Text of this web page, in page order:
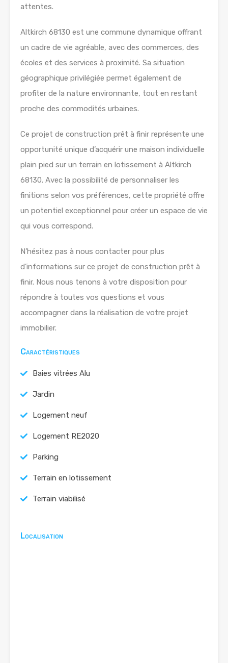
attentes.
Altkirch 68130 est une commune dynamique offrant
un cadre de vie agréable, avec des commerces, des
écoles et des services à proximité. Sa situation
géographique privilégiée permet également de
profiter de la nature environnante, tout en restant
proche des commodités urbaines.
Ce projet de construction prêt à finir représente une
opportunité unique d’acquérir une maison individuelle
plain pied sur un terrain en lotissement à Altkirch
68130. Avec la possibilité de personnaliser les
finitions selon vos préférences, cette propriété offre
un potentiel exceptionnel pour créer un espace de vie
qui vous correspond.
N’hésitez pas à nous contacter pour plus
d’informations sur ce projet de construction prêt à
finir. Nous nous tenons à votre disposition pour
répondre à toutes vos questions et vous
accompagner dans la réalisation de votre projet
immobilier.
Caractéristiques
Baies vitrées Alu
Jardin
Logement neuf
Logement RE2020
Parking
Terrain en lotissement
Terrain viabilisé
Localisation